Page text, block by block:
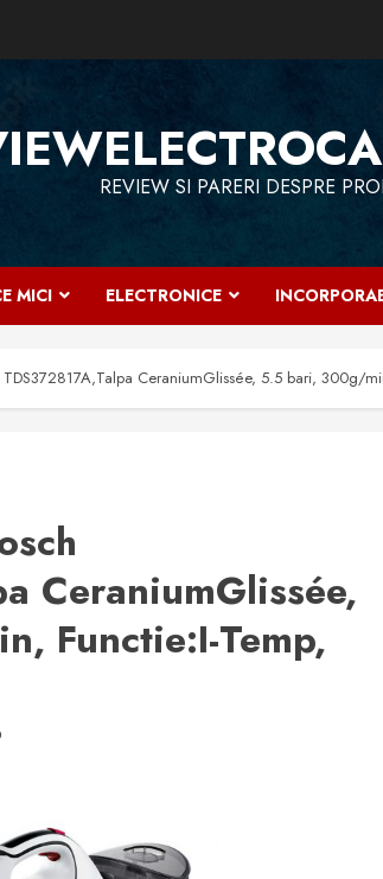
REVIEW SI PARERI DESPRE
MICI ELECTRONICE
CeraniumGlissée, 5.5 bari, 300g/
CeraniumGlissée,
Functie:I-Temp,